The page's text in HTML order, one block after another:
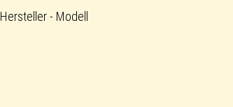
Hersteller - Modell